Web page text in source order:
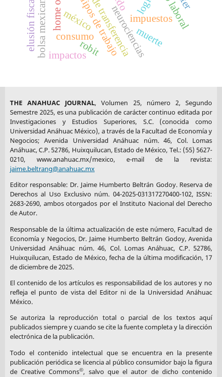
méxico impuestos
neurociencias
equipos de trabajo
consumo muerte
elusión fiscal logit
robit
impactos
THE ANAHUAC JOURNAL, Volumen 25, número 2, Segundo
Semestre 2025, es una publicación de carácter continuo editada por
Investigaciones y Estudios Superiores, S.C. (conocida como
Universidad Anáhuac México), a través de la Facultad de Economía y
Negocios; Avenida Universidad Anáhuac núm. 46, Col. Lomas
Anáhuac, C.P. 52786, Huixquilucan, Estado de México, Tel.: (55) 5627-
0210, www.anahuac.mx/mexico, e-mail de la revista:
jaime.beltrang@anahuac.mx
Editor responsable: Dr. Jaime Humberto Beltrán Godoy. Reserva de
Derechos al Uso Exclusivo núm. 04-2025-031317270400-102, ISSN:
2683-2690, ambos otorgados por el Instituto Nacional del Derecho
de Autor.
Responsable de la última actualización de este número, Facultad de
Economía y Negocios, Dr. Jaime Humberto Beltrán Godoy, Avenida
Universidad Anáhuac núm. 46, Col. Lomas Anáhuac, C.P. 52786,
Huixquilucan, Estado de México, fecha de la última modificación, 17
de diciembre de 2025.
El contenido de los artículos es responsabilidad de los autores y no
refleja el punto de vista del Editor ni de la Universidad Anáhuac
México.
Se autoriza la reproducción total o parcial de los textos aquí
publicados siempre y cuando se cite la fuente completa y la dirección
electrónica de la publicación.
Todo el contenido intelectual que se encuentra en la presente
publicación periódica se licencia al público consumidor bajo la figura
de Creative Commons©, salvo que el autor de dicho contenido